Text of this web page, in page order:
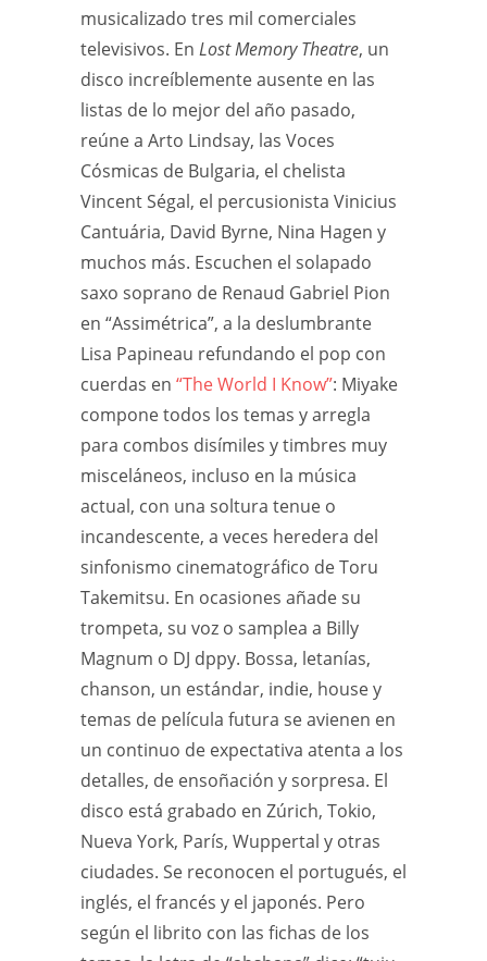
musicalizado tres mil comerciales
televisivos. En Lost Memory Theatre, un
disco increíblemente ausente en las
listas de lo mejor del año pasado,
reúne a Arto Lindsay, las Voces
Cósmicas de Bulgaria, el chelista
Vincent Ségal, el percusionista Vinicius
Cantuária, David Byrne, Nina Hagen y
muchos más. Escuchen el solapado
saxo soprano de Renaud Gabriel Pion
en “Assimétrica”, a la deslumbrante
Lisa Papineau refundando el pop con
cuerdas en “The World I Know”: Miyake
compone todos los temas y arregla
para combos disímiles y timbres muy
misceláneos, incluso en la música
actual, con una soltura tenue o
incandescente, a veces heredera del
sinfonismo cinematográfico de Toru
Takemitsu. En ocasiones añade su
trompeta, su voz o samplea a Billy
Magnum o DJ dppy. Bossa, letanías,
chanson, un estándar, indie, house y
temas de película futura se avienen en
un continuo de expectativa atenta a los
detalles, de ensoñación y sorpresa. El
disco está grabado en Zúrich, Tokio,
Nueva York, París, Wuppertal y otras
ciudades. Se reconocen el portugués, el
inglés, el francés y el japonés. Pero
según el librito con las fichas de los